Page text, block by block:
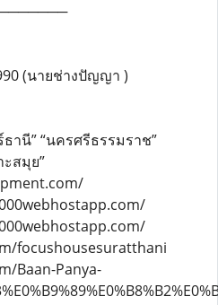
(นายช่างปัญญา )
านี” “นครศรีธรรมราช”
ะสมุย”
focushousesuratthani
Baan-Panya-